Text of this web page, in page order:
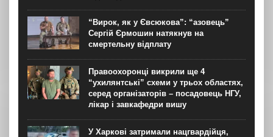
“Вирок, як у Євсюкова”: “азовець”
Сергій Єрмошин натякнув на
смертельну відплату
Правоохоронці викрили ще 4
“ухилянтські” схеми у трьох областях,
серед організаторів – посадовець НГУ,
лікар і завкафедри вишу
У Харкові затримали нацгвардійця,